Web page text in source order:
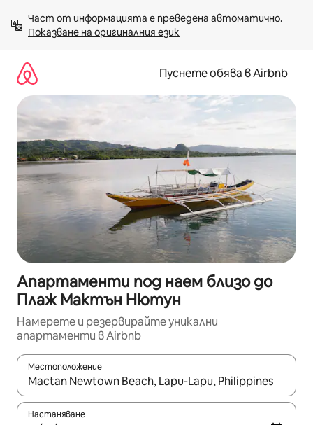
към
съдържанието
Показване на оригиналния език
Пуснете обява в Airbnb
Апартаменти под наем близо до
Плаж Мактън Нютун
Намерете и резервирайте уникални
апартаменти в Airbnb
Местоположение
Когато резултатите се покажат, използвайте
Настаняване